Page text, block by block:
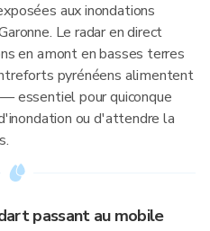
aux inondations
Le radar en direct
en amont en basses terres
pyrénéens alimentent
essentiel pour quiconque
ou d'attendre la
passant au mobile